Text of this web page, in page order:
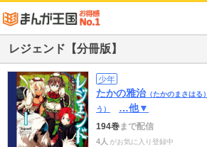
レジェンド【分冊版】
少年
たかの雅治（たかのまさはる）
う）
…他▼
194巻まで配信
4人 がお気に入り登録中